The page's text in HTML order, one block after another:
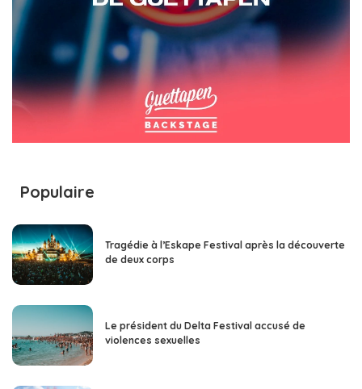
Populaire
Tragédie à l’Eskape Festival après la découverte
de deux corps
Le président du Delta Festival accusé de
violences sexuelles